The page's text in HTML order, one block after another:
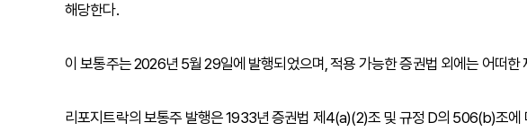
해당한다.
이 보통주는 2026년 5월 29일에 발행되었으며, 적용 가능한 증권법 외에는 어떠한
리포지트락의 보통주 발행은 1933년 증권법 제4(a)(2)조 및 규정 D의 506(b)조에